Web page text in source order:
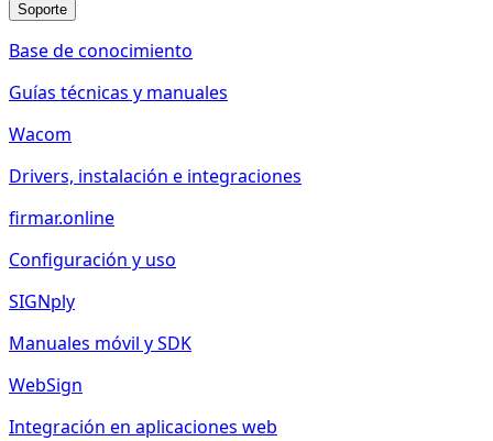
Soporte
Base de conocimiento
Guías técnicas y manuales
Wacom
Drivers, instalación e integraciones
firmar.online
Configuración y uso
SIGNply
Manuales móvil y SDK
WebSign
Integración en aplicaciones web